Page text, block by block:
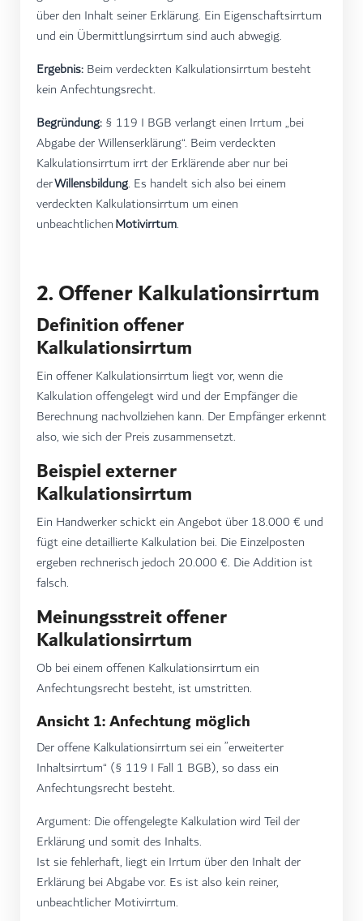
über den Inhalt seiner Erklärung. Ein Eigenschaftsirrtum
und ein Übermittlungsirrtum sind auch abwegig.
Ergebnis: Beim verdeckten Kalkulationsirrtum besteht
kein Anfechtungsrecht.
Begründung: § 119 I BGB verlangt einen Irrtum „bei
Abgabe der Willenserklärung“. Beim verdeckten
Kalkulationsirrtum irrt der Erklärende aber nur bei
derWillensbildung. Es handelt sich also bei einem
verdeckten Kalkulationsirrtum um einen
unbeachtlichenMotivirrtum.
2. Offener Kalkulationsirrtum
Definition offener
Kalkulationsirrtum
Ein offener Kalkulationsirrtum liegt vor, wenn die
Kalkulation offengelegt wird und der Empfänger die
Berechnung nachvollziehen kann. Der Empfänger erkennt
also, wie sich der Preis zusammensetzt.
Beispiel externer
Kalkulationsirrtum
Ein Handwerker schickt ein Angebot über 18.000 € und
fügt eine detaillierte Kalkulation bei. Die Einzelposten
ergeben rechnerisch jedoch 20.000 €. Die Addition ist
falsch.
Meinungsstreit offener
Kalkulationsirrtum
Ob bei einem offenen Kalkulationsirrtum ein
Anfechtungsrecht besteht, ist umstritten.
Ansicht 1: Anfechtung möglich
Der offene Kalkulationsirrtum sei ein ”erweiterter
Inhaltsirrtum“ (§ 119 I Fall 1 BGB), so dass ein
Anfechtungsrecht besteht.
Argument: Die offengelegte Kalkulation wird Teil der
Erklärung und somit des Inhalts.
Ist sie fehlerhaft, liegt ein Irrtum über den Inhalt der
Erklärung bei Abgabe vor. Es ist also kein reiner,
unbeachtlicher Motivirrtum.